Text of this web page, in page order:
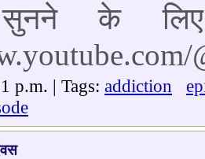
सुनने के
p.m. | Tags: addiction